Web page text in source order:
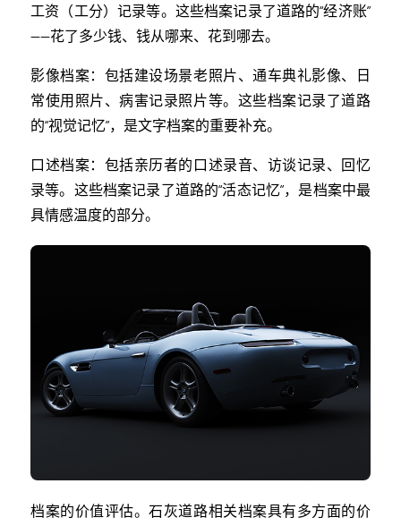
工资（工分）记录等。这些档案记录了道路的“经济账”
——花了多少钱、钱从哪来、花到哪去。
影像档案：包括建设场景老照片、通车典礼影像、日
常使用照片、病害记录照片等。这些档案记录了道路
的“视觉记忆”，是文字档案的重要补充。
口述档案：包括亲历者的口述录音、访谈记录、回忆
录等。这些档案记录了道路的“活态记忆”，是档案中最
具情感温度的部分。
档案的价值评估。石灰道路相关档案具有多方面的价